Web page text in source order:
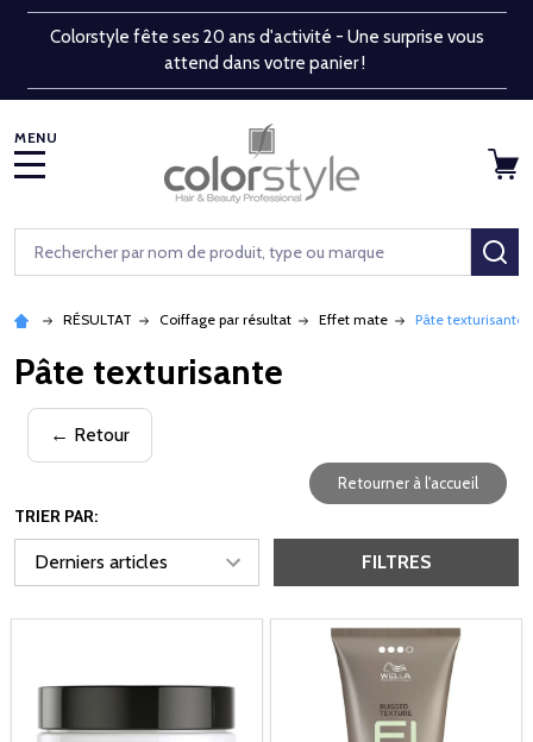
Colorstyle fête ses 20 ans d'activité - Une surprise vous
attend dans votre panier !
Rechercher
RÉSULTAT Coiffage par résultat Effet mate Pâte texturisante
Pâte texturisante
← Retour
Retourner à l'accueil
TRIER PAR:
FILTRES